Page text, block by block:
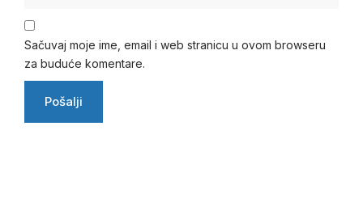
Sačuvaj moje ime, email i web stranicu u ovom browseru
za buduće komentare.